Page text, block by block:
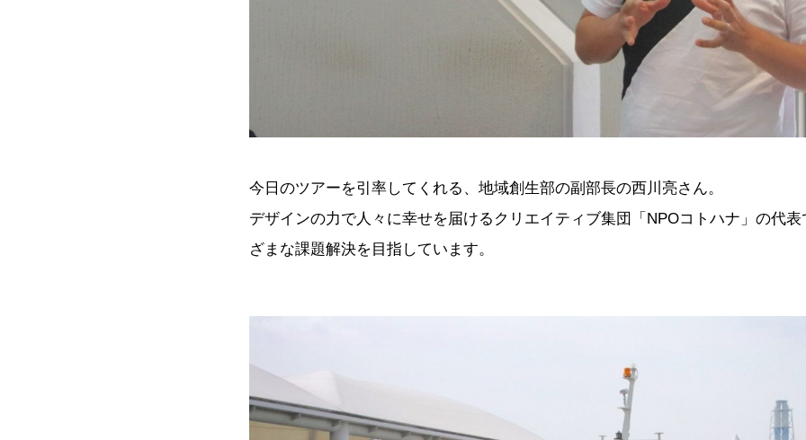
今日のツアーを引率してくれる、地域創生部の副部長の西川亮さん。
デザインの力で人々に幸せを届けるクリエイティブ集団「NPOコトハナ」の代
ざまな課題解決を目指しています。